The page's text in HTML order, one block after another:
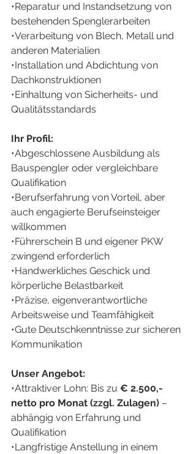
•Reparatur und Instandsetzung von
bestehenden Spenglerarbeiten
•Verarbeitung von Blech, Metall und
anderen Materialien
•Installation und Abdichtung von
Dachkonstruktionen
•Einhaltung von Sicherheits- und
Qualitätsstandards
Ihr Profil:
•Abgeschlossene Ausbildung als
Bauspengler oder vergleichbare
Qualifikation
•Berufserfahrung von Vorteil, aber
auch engagierte Berufseinsteiger
willkommen
•Führerschein B und eigener PKW
zwingend erforderlich
•Handwerkliches Geschick und
körperliche Belastbarkeit
•Präzise, eigenverantwortliche
Arbeitsweise und Teamfähigkeit
•Gute Deutschkenntnisse zur sicheren
Kommunikation
Unser Angebot:
•Attraktiver Lohn: Bis zu € 2.500,-
netto pro Monat (zzgl. Zulagen) –
abhängig von Erfahrung und
Qualifikation
•Langfristige Anstellung in einem